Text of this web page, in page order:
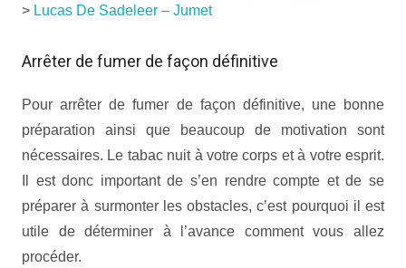
> Lucas De Sadeleer – Jumet
Arrêter de fumer de façon définitive
Pour arrêter de fumer de façon définitive, une bonne
préparation ainsi que beaucoup de motivation sont
nécessaires. Le tabac nuit à votre corps et à votre esprit.
Il est donc important de s’en rendre compte et de se
préparer à surmonter les obstacles, c’est pourquoi il est
utile de déterminer à l’avance comment vous allez
procéder.